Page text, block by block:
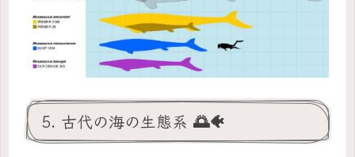
5. 古代の海の生態系 🌅🐠